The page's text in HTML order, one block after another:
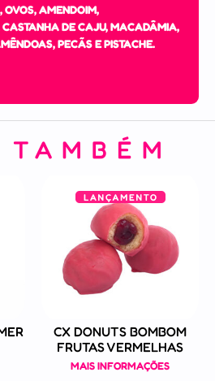
OVOS, AMENDOIM,
DE CAJU, MACADÂMIA,
PECÃS E PISTACHE.
CX DONUTS BOMBOM
FRUTAS VERMELHAS
MAIS INFORMAÇÕES